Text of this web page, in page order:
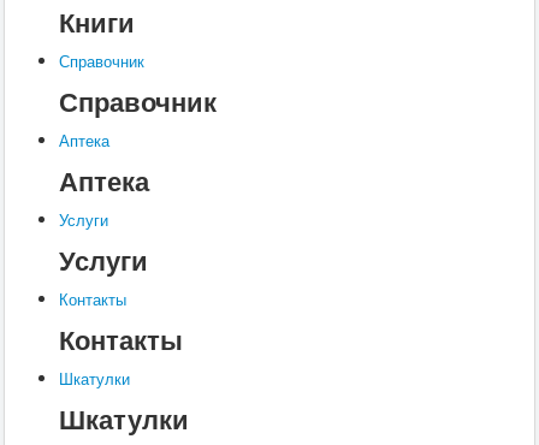
Контакты
Шкатулки
Книги
Справочник
Справочник
Аптека
Аптека
Услуги
Услуги
Контакты
Контакты
Шкатулки
Шкатулки